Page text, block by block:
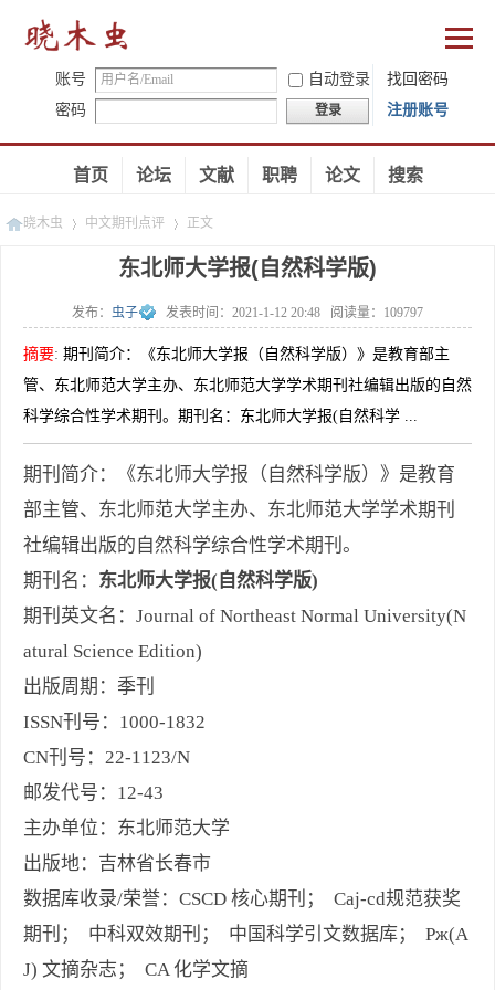
账号 自动登录
找回密码
密码
登录 注册账号
首页 论坛 文献 职聘 论文 搜索
晓木虫 中文期刊点评
»
正文
东北师大学报(自然科学版)
发布： 虫子 发表时间： 2021-1-12 20:48 阅读量： 109797
摘要: 期刊简介：《东北师大学报（自然科学版）》是教育部主
管、东北师范大学主办、东北师范大学学术期刊社编辑出版的自然
科学综合性学术期刊。期刊名：东北师大学报(自然科学 ...
期刊简介：《东北师大学报（自然科学版）》是教育
部主管、东北师范大学主办、东北师范大学学术期刊
社编辑出版的自然科学综合性学术期刊。
期刊名： 东北师大学报(自然科学版)
期刊英文名：Journal of Northeast Normal University(N
atural Science Edition)
出版周期：季刊
ISSN刊号：1000-1832
CN刊号：22-1123/N
邮发代号：12-43
主办单位：东北师范大学
出版地：吉林省长春市
数据库收录/荣誉：CSCD 核心期刊； Caj-cd规范获奖
期刊； 中科双效期刊； 中国科学引文数据库； Pж(A
J) 文摘杂志； CA 化学文摘